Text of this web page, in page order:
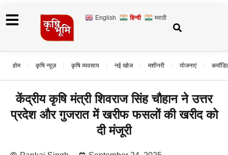
English हिन्दी मराठी
होम कृषि न्यूज़ कृषि व्यवसाय नई खोज मशीनरी योजनाएं
केंद्रीय कृषि मंत्री शिवराज सिंह चौहान ने उत्तर
प्रदेश और गुजरात में खरीफ फसलों की खरीद को
दी मंजूरी